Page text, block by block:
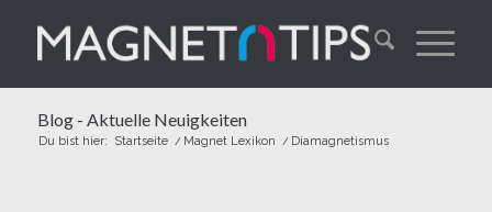
Blog - Aktuelle Neuigkeiten
Du bist hier: Startseite / Magnet Lexikon / Diamagnetismus